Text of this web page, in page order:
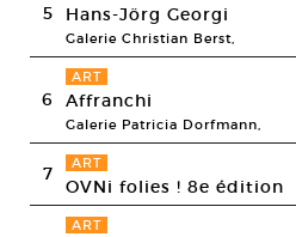
5 Hans-Jörg Georgi
Galerie Christian Berst,
6
ART
Affranchi
Galerie Patricia Dorfmann,
7 ART
OVNi folies ! 8e édition
ART